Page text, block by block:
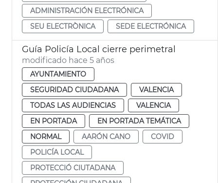
ADMINISTRACIÓN ELECTRÓNICA
SEU ELECTRÒNICA
SEDE ELECTRÓNICA
Guía Policía Local cierre perimetral
modificado hace 5 años
AYUNTAMIENTO
SEGURIDAD CIUDADANA
VALENCIA
TODAS LAS AUDIENCIAS
VALENCIA
EN PORTADA
EN PORTADA TEMÁTICA
NORMAL
AARÓN CANO
COVID
POLICÍA LOCAL
PROTECCIÓ CIUTADANA